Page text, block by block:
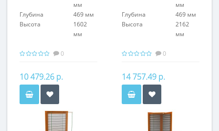
мм
Глубина
469 мм
Высота
1602
мм
0
10 479.26 р.
мм
Глубина
469 мм
Высота
2162
мм
0
14 757.49 р.